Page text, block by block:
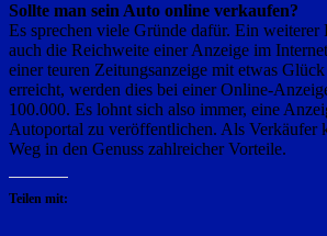
Sollte man sein Auto online verkaufen?
Es sprechen viele Gründe dafür. Ein weiterer
auch die Reichweite einer Anzeige im
einer teuren Zeitungsanzeige mit etwas
erreicht, werden dies bei einer Online-
100.000. Es lohnt sich also immer, eine
Autoportal zu veröffentlichen. Als Verkäufer
Weg in den Genuss zahlreicher Vorteile.
Teilen mit: